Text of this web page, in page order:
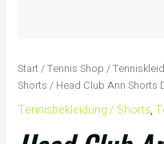
Start/Tennis Shop /
Shorts / Head Club Ann Shorts
Tennisbekleidung / Shorts,